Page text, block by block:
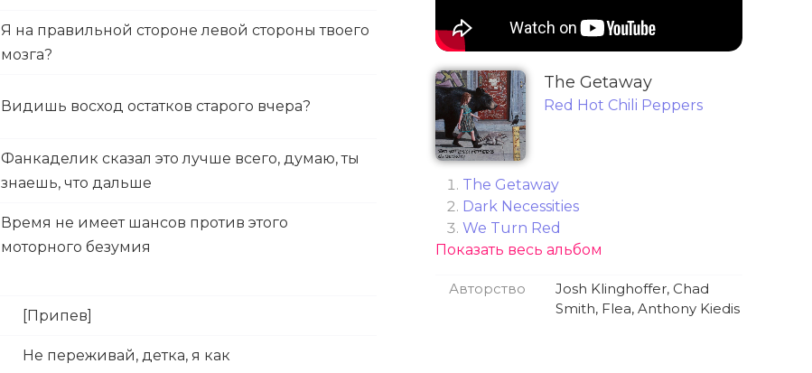
Я на правильной стороне левой стороны твоего
мозга?
Видишь восход остатков старого вчера?
Фанкаделик сказал это лучше всего, думаю, ты
знаешь, что дальше
Время не имеет шансов против этого
моторного безумия
[Припев]
Не переживай, детка, я как
The Getaway
Red Hot Chili Peppers
The Getaway
Dark Necessities
We Turn Red
The Longest Wave
Sick Love
Показать весь альбом
Авторство
Josh Klinghoffer, Chad
Smith, Flea, Anthony Kiedis